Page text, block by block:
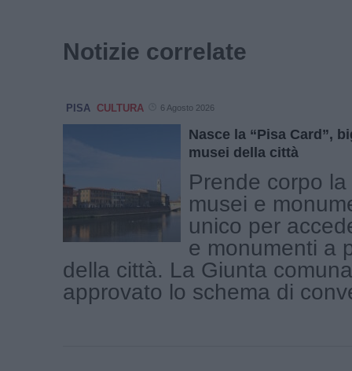
Notizie correlate
PISA CULTURA 6 Agosto 2026
Nasce la “Pisa Card”,
musei della città
Prende corpo la
musei e
unico per
e monumenti a
della città. La Giunta
approvato lo schema di